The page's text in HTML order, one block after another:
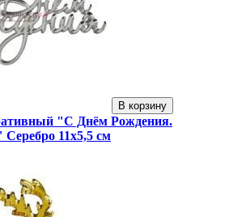
В корзину
"С Днём Рождения.
11х5,5 см